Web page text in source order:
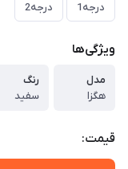
درجه1 درجه2
ویژگی‌ها
مدل
هگزا
رنگ
سفید
قیمت: